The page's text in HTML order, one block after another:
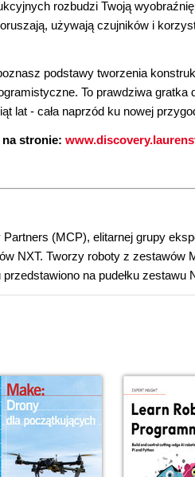
rozbudzi Twoją
używają czujników i
podstawy tworzenia
To prawdziwa
lat - cała naprzód ku nowej
stronie:
(MCP), elitarnej grupy
NXT. Tworzy roboty z zestawów
na pudełku zestawu